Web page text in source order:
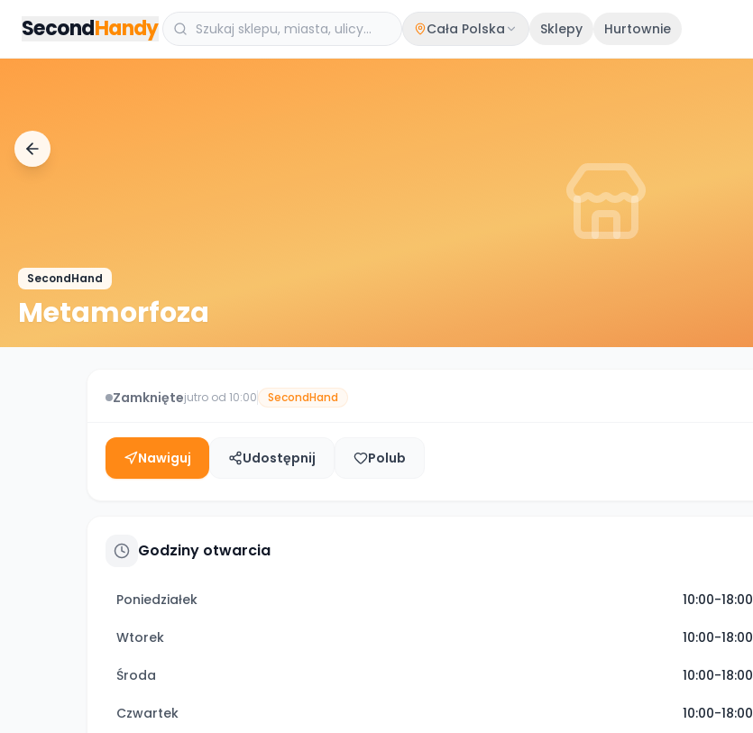
SecondHandy Cała Polska Sklepy Hurtownie
SecondHand
Metamorfoza
Zamkniętejutro od 10:00 SecondHand
Nawiguj Udostępnij Polub
Godziny otwarcia
Poniedziałek 10:00-18:00
Wtorek 10:00-18:00
Środa 10:00-18:00
Czwartek 10:00-18:00